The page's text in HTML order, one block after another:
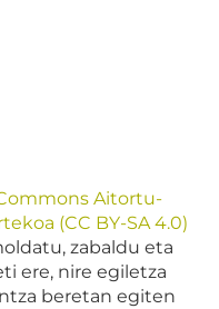
Aitortu-
(CC BY-SA 4.0)
zabaldu eta
ere, nire egiletza
beretan egiten